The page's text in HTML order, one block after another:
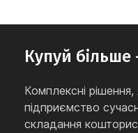
Купуй
Комплексні
підприємство
складання